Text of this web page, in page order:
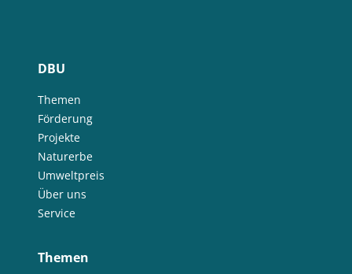
DBU
Themen
Förderung
Projekte
Naturerbe
Umweltpreis
Über uns
Service
Themen